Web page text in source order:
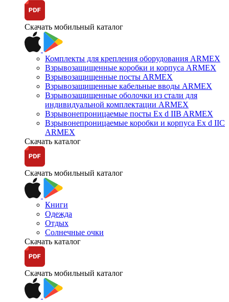
Скачать мобильный каталог
Комплекты для крепления оборудования ARMEX
Взрывозащищенные коробки и корпуса ARMEX
Взрывозащищенные посты ARMEX
Взрывозащищенные кабельные вводы ARMEX
Взрывозащищенные оболочки из стали для
индивидуальной комплектации ARMEX
Взрывонепроницаемые посты Ex d IIB ARMEX
Взрывонепроницаемые коробки и корпуса Ex d IIС
ARMEX
Скачать каталог
Скачать мобильный каталог
Книги
Одежда
Отдых
Солнечные очки
Скачать каталог
Скачать мобильный каталог